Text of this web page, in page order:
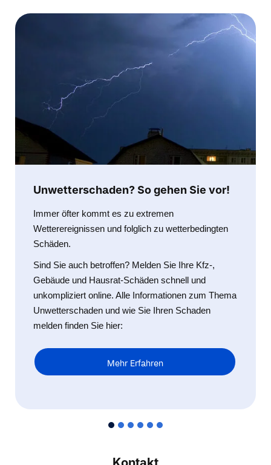
Unwetterschaden? So gehen Sie vor!
Immer öfter kommt es zu extremen
Wetterereignissen und folglich zu wetterbedingten
Schäden.
Sind Sie auch betroffen? Melden Sie Ihre Kfz-,
Gebäude und Hausrat-Schäden schnell und
unkompliziert online. Alle Informationen zum Thema
Unwetterschaden und wie Sie Ihren Schaden
melden finden Sie hier:
Mehr Erfahren